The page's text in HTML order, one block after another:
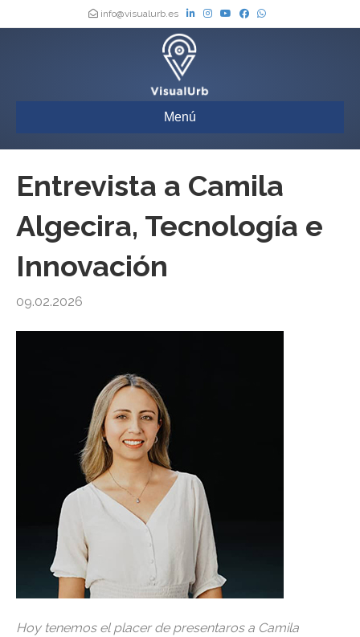
info@visualurb.es
Menú
Entrevista a Camila
Algecira, Tecnología e
Innovación
09.02.2026
Hoy tenemos el placer de presentaros a Camila